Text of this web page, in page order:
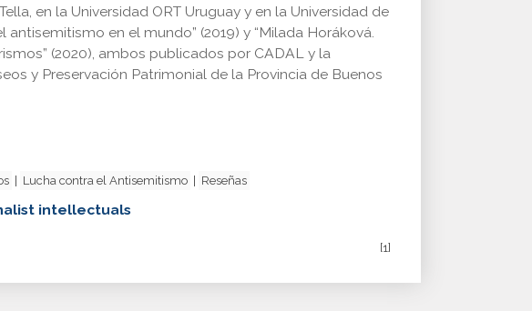
en la Universidad ORT Uruguay y en la Universidad de
en el mundo” (2019) y “Milada Horáková.
(2020), ambos publicados por CADAL y la
y Preservación Patrimonial de la Provincia de Buenos
Lucha contra el Antisemitismo
Reseñas
intellectuals
[1]